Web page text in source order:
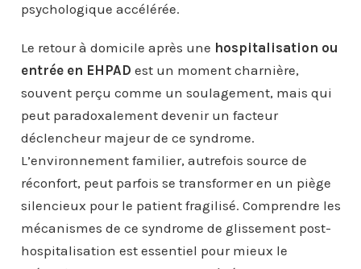
psychologique accélérée.
Le retour à domicile après une hospitalisation ou
entrée en EHPAD est un moment charnière,
souvent perçu comme un soulagement, mais qui
peut paradoxalement devenir un facteur
déclencheur majeur de ce syndrome.
L’environnement familier, autrefois source de
réconfort, peut parfois se transformer en un piège
silencieux pour le patient fragilisé. Comprendre les
mécanismes de ce syndrome de glissement post-
hospitalisation est essentiel pour mieux le